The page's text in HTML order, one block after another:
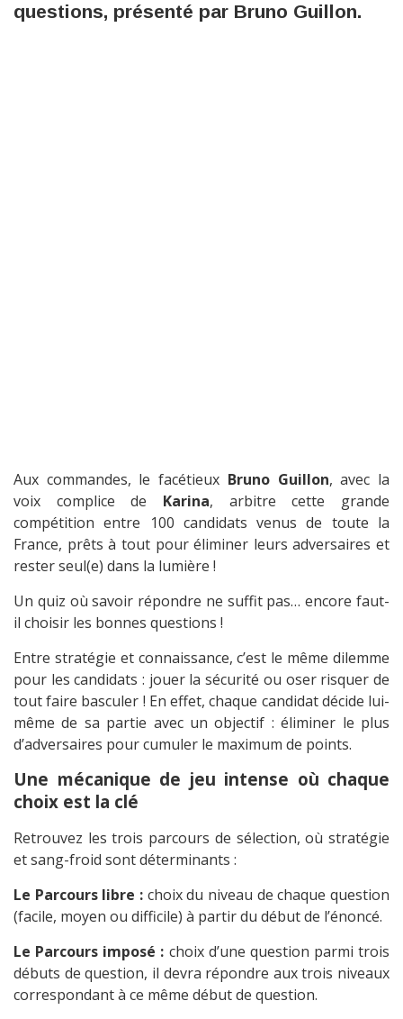
questions, présenté par Bruno Guillon.
Aux commandes, le facétieux Bruno Guillon, avec la
voix complice de Karina, arbitre cette grande
compétition entre 100 candidats venus de toute la
France, prêts à tout pour éliminer leurs adversaires et
rester seul(e) dans la lumière !
Un quiz où savoir répondre ne suffit pas… encore faut-
il choisir les bonnes questions !
Entre stratégie et connaissance, c’est le même dilemme
pour les candidats : jouer la sécurité ou oser risquer de
tout faire basculer ! En effet, chaque candidat décide lui-
même de sa partie avec un objectif : éliminer le plus
d’adversaires pour cumuler le maximum de points.
Une mécanique de jeu intense où chaque
choix est la clé
Retrouvez les trois parcours de sélection, où stratégie
et sang-froid sont déterminants :
Le Parcours libre : choix du niveau de chaque question
(facile, moyen ou difficile) à partir du début de l’énoncé.
Le Parcours imposé : choix d’une question parmi trois
débuts de question, il devra répondre aux trois niveaux
correspondant à ce même début de question.